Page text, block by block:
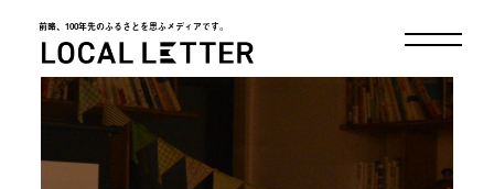
前略、100年先のふるさとを思ふメディアです。
LOCAL LETTER